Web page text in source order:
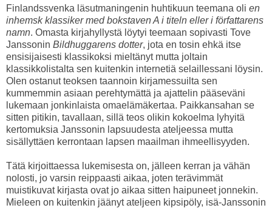
Finlandssvenka läsutmaningenin huhtikuun teemana oli en
inhemsk klassiker med bokstaven A i titeln eller i författarens
namn. Omasta kirjahyllystä löytyi teemaan sopivasti Tove
Janssonin Bildhuggarens dotter, jota en tosin ehkä itse
ensisijaisesti klassikoksi mieltänyt mutta joltain
klassikkolistalta sen kuitenkin internetiä selaillessani löysin.
Olen ostanut teoksen taannoin kirjamessuilta sen
kummemmin asiaan perehtymättä ja ajattelin pääseväni
lukemaan jonkinlaista omaelämäkertaa. Paikkansahan se
sitten pitikin, tavallaan, sillä teos olikin kokoelma lyhyitä
kertomuksia Janssonin lapsuudesta ateljeessa mutta
sisällyttäen kerrontaan lapsen maailman ihmeellisyyden.
Tätä kirjoittaessa lukemisesta on, jälleen kerran ja vähän
nolosti, jo varsin reippaasti aikaa, joten terävimmät
muistikuvat kirjasta ovat jo aikaa sitten haipuneet jonnekin.
Mieleen on kuitenkin jäänyt ateljeen kipsipöly, isä-Janssonin